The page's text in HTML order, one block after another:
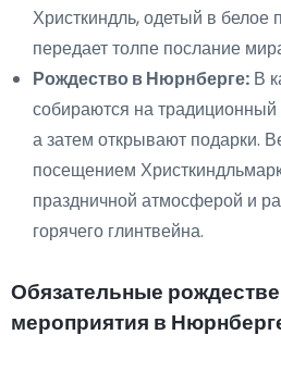
Христкиндль, одетый в белое
передает толпе послание
Рождество в Нюрнберге: В
собираются на
а затем открывают подарки.
посещением
праздничной атмосферой и
горячего глинтвейна.
Обязательные
мероприятия в